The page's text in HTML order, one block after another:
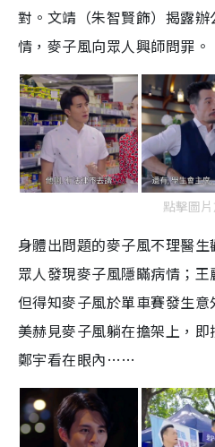
對。文靖（朱智賢飾）揭露
情，麥子風向眾人興師問罪。
點擊圖
身體出問題的麥子風不理醫生
眾人發現麥子風隱瞞病情；王
但得知麥子風於單車賽發生
美赫見麥子風躺在擔架上，即
鄭宇看在眼內……